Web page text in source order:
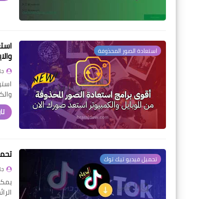
استعادة الصور المحذوفة
تحميل فيديو تيك توك